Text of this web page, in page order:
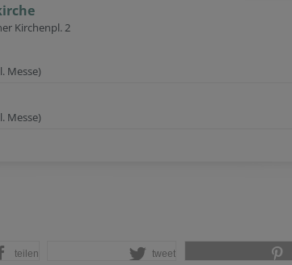
Kirchenpl. 2
Messe)
Messe)
teilen tweet